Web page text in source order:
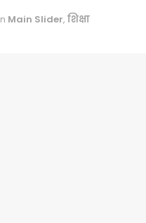
Main Slider, शिक्षा